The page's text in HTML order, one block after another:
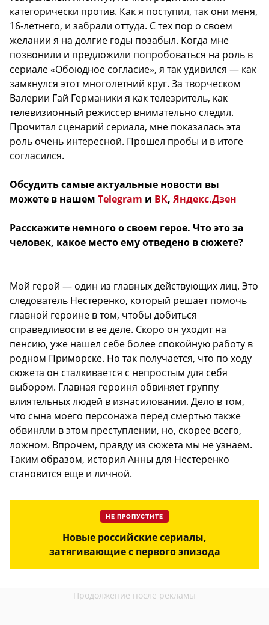
категорически против. Как я поступил, так они меня,
16-летнего, и забрали оттуда. С тех пор о своем
желании я на долгие годы позабыл. Когда мне
позвонили и предложили попробоваться на роль в
сериале «Обоюдное согласие», я так удивился — как
замкнулся этот многолетний круг. За творческом
Валерии Гай Германики я как телезритель, как
телевизионный режиссер внимательно следил.
Прочитал сценарий сериала, мне показалась эта
роль очень интересной. Прошел пробы и в итоге
согласился.
Обсудить самые актуальные новости вы
можете в нашем Telegram и ВК, Яндекс.Дзен
Расскажите немного о своем герое. Что это за
человек, какое место ему отведено в сюжете?
Мой герой — один из главных действующих лиц. Это
следователь Нестеренко, который решает помочь
главной героине в том, чтобы добиться
справедливости в ее деле. Скоро он уходит на
пенсию, уже нашел себе более спокойную работу в
родном Приморске. Но так получается, что по ходу
сюжета он сталкивается с непростым для себя
выбором. Главная героиня обвиняет группу
влиятельных людей в изнасиловании. Дело в том,
что сына моего персонажа перед смертью также
обвиняли в этом преступлении, но, скорее всего,
ложном. Впрочем, правду из сюжета мы не узнаем.
Таким образом, история Анны для Нестеренко
становится еще и личной.
НЕ ПРОПУСТИТЕ
Новые российские сериалы,
затягивающие с первого эпизода